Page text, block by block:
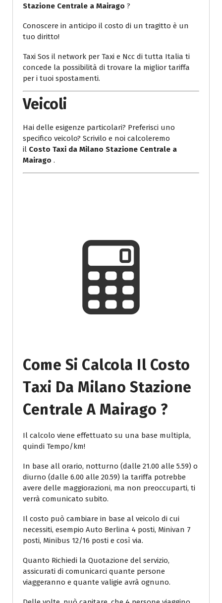
Stazione Centrale a Mairago ?
Conoscere in anticipo il costo di un tragitto è un
tuo diritto!
Taxi Sos il network per Taxi e Ncc di tutta Italia ti
concede la possibilità di trovare la miglior tariffa
per i tuoi spostamenti.
Veicoli
Hai delle esigenze particolari? Preferisci uno
specifico veicolo? Scrivilo e noi calcoleremo
il Costo Taxi da Milano Stazione Centrale a
Mairago .
Come Si Calcola Il Costo
Taxi Da Milano Stazione
Centrale A Mairago ?
Il calcolo viene effettuato su una base multipla,
quindi Tempo/km!
In base all orario, notturno (dalle 21.00 alle 5.59) o
diurno (dalle 6.00 alle 20.59) la tariffa potrebbe
avere delle maggiorazioni, ma non preoccuparti, ti
verrà comunicato subito.
Il costo può cambiare in base al veicolo di cui
necessiti, esempio Auto Berlina 4 posti, Minivan 7
posti, Minibus 12/16 posti e così via.
Quanto Richiedi la Quotazione del servizio,
assicurati di comunicarci quante persone
viaggeranno e quante valigie avrà ognuno.